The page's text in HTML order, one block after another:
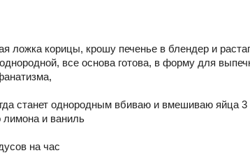
ложка корицы, крошу печенье в блендер и
все основа готова, в форму для
станет однородным вбиваю и вмешиваю яйца 3
лимона и ваниль
на час